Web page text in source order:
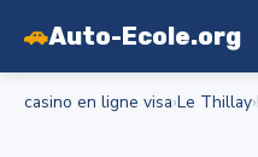
🚗Auto-Ecole.org
casino en ligne visa›Le Thillay›